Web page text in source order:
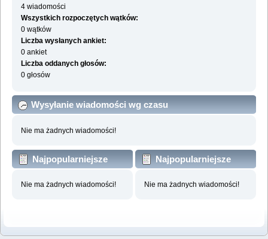
4 wiadomości
Wszystkich rozpoczętych wątków:
0 wątków
Liczba wysłanych ankiet:
0 ankiet
Liczba oddanych głosów:
0 głosów
Wysyłanie wiadomości wg czasu
Nie ma żadnych wiadomości!
Najpopularniejsze
Nie ma żadnych wiadomości!
Najpopularniejsze
Nie ma żadnych wiadomości!